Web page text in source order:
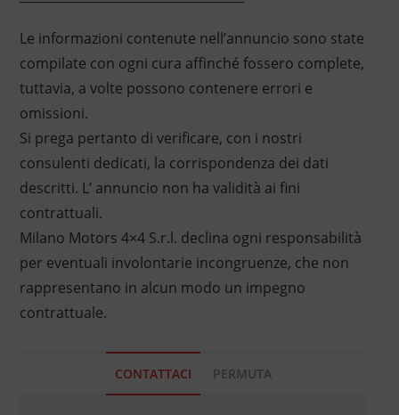
Le informazioni contenute nell’annuncio sono state
compilate con ogni cura affinché fossero complete,
tuttavia, a volte possono contenere errori e
omissioni.
Si prega pertanto di verificare, con i nostri
consulenti dedicati, la corrispondenza dei dati
descritti. L’ annuncio non ha validità ai fini
contrattuali.
Milano Motors 4×4 S.r.l. declina ogni responsabilità
per eventuali involontarie incongruenze, che non
rappresentano in alcun modo un impegno
contrattuale.
CONTATTACI PERMUTA